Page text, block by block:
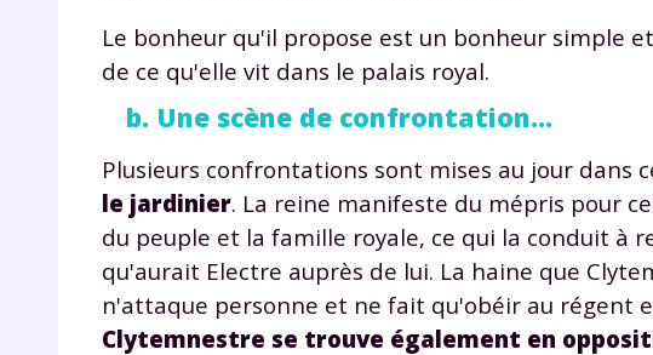
Le bonheur qu'il propose est un bonheur simple
de ce qu'elle vit dans le palais royal.
b. Une scène de confrontation...
Plusieurs confrontations sont mises au jour dans
le jardinier. La reine manifeste du mépris pour
du peuple et la famille royale, ce qui la conduit à
qu'aurait Electre auprès de lui. La haine que
n'attaque personne et ne fait qu'obéir au régent
Clytemnestre se trouve également en